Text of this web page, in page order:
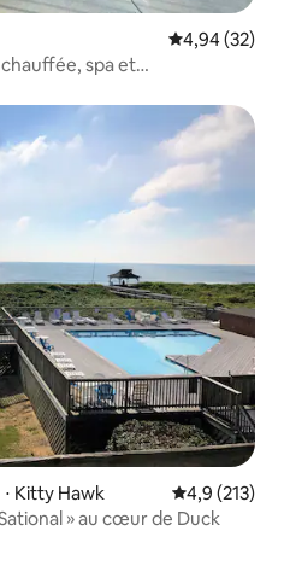
Évaluation
4,94 (32)
spa et
Kitty Hawk Évaluation
4,9 (213)
» au cœur de Duck